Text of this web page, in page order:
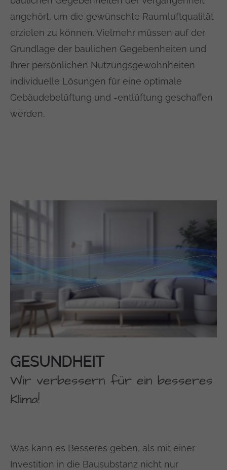
angehört, um die gewünschte Raumluftqualität
erzielen zu können. Vielmehr müssen auf der
Grundlage der baulichen Gegebenheiten und
Ihrer persönlichen Nutzungsgewohnheiten
individuelle Lösungen für eine optimale
Gebäudebelüftung und -entlüftung geschaffen
werden.
GESUNDHEIT
Wir verbessern für ein besseres
Klima!
Was kann es Besseres geben, als mit einer
Investition in die Bausubstanz nicht nur